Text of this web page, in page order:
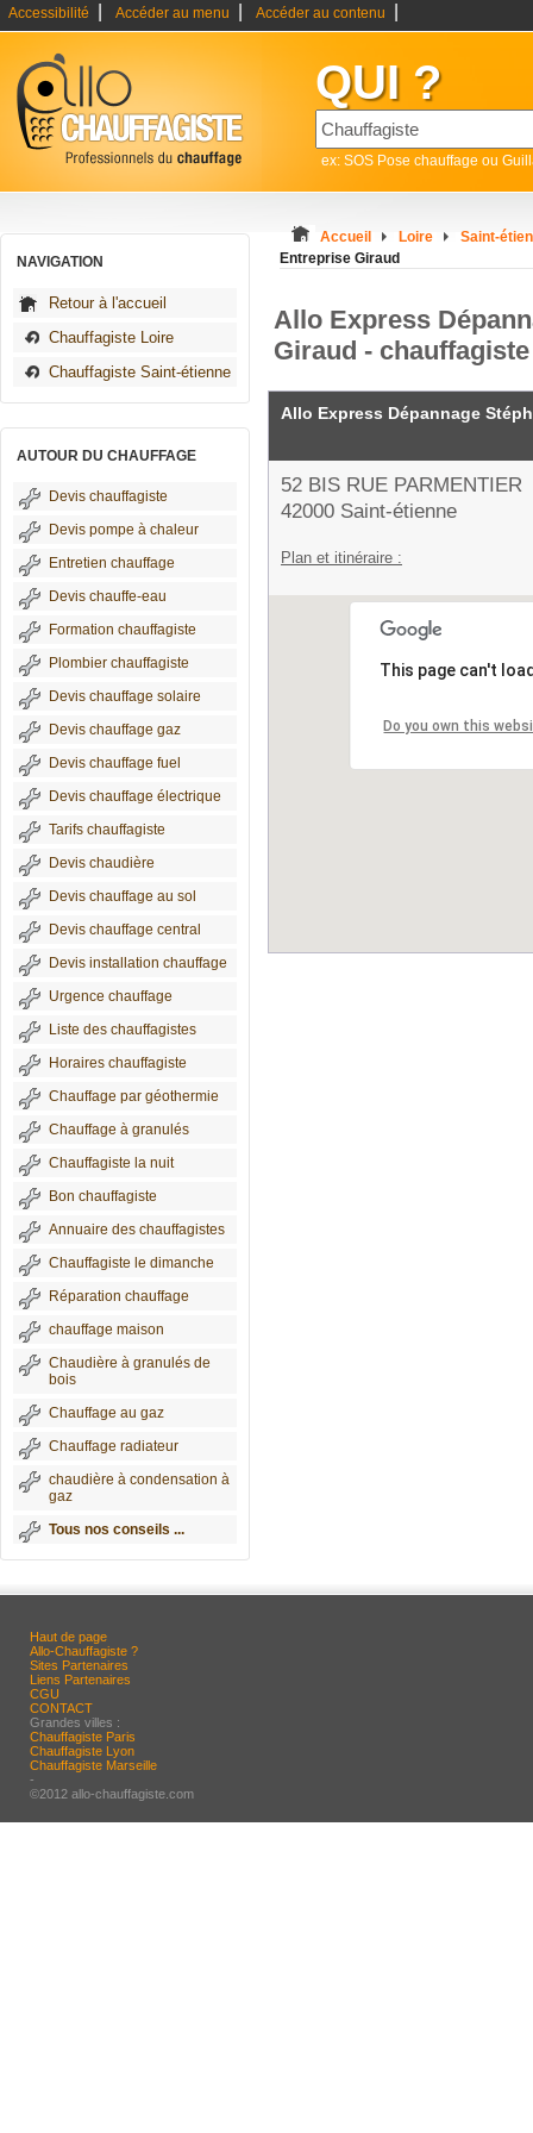
Accessibilité Accéder au menu Accéder au contenu
QUI ?
ex: SOS Pose chauffage ou
NAVIGATION
Retour à l'accueil
Chauffagiste Loire
Chauffagiste Saint-étienne
AUTOUR DU CHAUFFAGE
Devis chauffagiste
Devis pompe à chaleur
Entretien chauffage
Devis chauffe-eau
Formation chauffagiste
Plombier chauffagiste
Devis chauffage solaire
Devis chauffage gaz
Devis chauffage fuel
Devis chauffage électrique
Tarifs chauffagiste
Devis chaudière
Devis chauffage au sol
Devis chauffage central
Devis installation chauffage
Urgence chauffage
Liste des chauffagistes
Horaires chauffagiste
Chauffage par géothermie
Chauffage à granulés
Chauffagiste la nuit
Bon chauffagiste
Annuaire des chauffagistes
Chauffagiste le dimanche
Réparation chauffage
chauffage maison
Chaudière à granulés de
bois
Chauffage au gaz
Chauffage radiateur
chaudière à condensation à
gaz
Tous nos conseils ...
Accueil Loire
Saint-
Entreprise Giraud
Allo Express
Giraud -
Allo Express Dépannage
52 BIS RUE PARMENTIER
42000 Saint-étienne
Plan et itinéraire :
This page can't
Do you own this
Haut de page
Allo-Chauffagiste ?
Sites Partenaires
Liens Partenaires
CGU
CONTACT
Grandes villes :
Chauffagiste Paris
Chauffagiste Lyon
Chauffagiste Marseille
-
©2012 allo-chauffagiste.com